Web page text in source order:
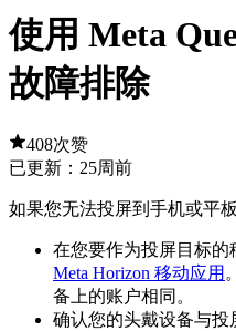
使用 Meta
故障排除
408次赞
已更新： 25周前
如果您无法投屏到手机或平板
在您要作为投屏目标的
Meta Horizon 移动应用
备上的账户相同。
确认您的头戴设备与投